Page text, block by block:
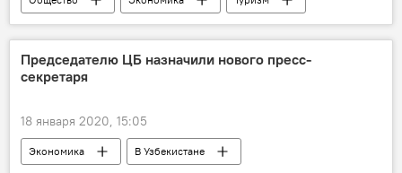
В Узбекистане
авиация
авиакомпания
Узбекистан
Председателю ЦБ назначили нового пресс-
секретаря
18 января 2020, 15:05
Экономика
В Узбекистане